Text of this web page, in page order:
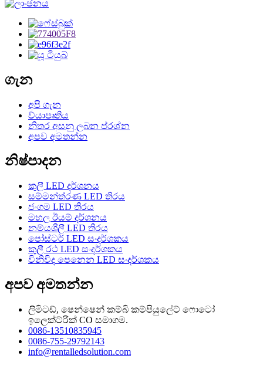
ගැන
අපි ගැන
ව්යාපෘතිය
නිතර අසනු ලබන ප්රශ්න
අපව අමතන්න
නිෂ්පාදන
කුලී LED දර්ශනය
සම්මන්ත්රණ LED තිරය
ජංගම LED තිරය
මහල ඊයම් දර්ශනය
නම්යශීලී LED තිරය
පෝස්ටර් LED සංදර්ශකය
කුලී රථ LED සංදර්ශකය
විනිවිද පෙනෙන LED සංදර්ශකය
අපව අමතන්න
ලිමිටඩ්, ෂෙන්ෂෙන් කම්බි කම්පියුලේට් ෆොටෝ
ඉලෙක්ට්රික් CO සමාගම.
0086-13510835945
0086-755-29792143
info@rentalledsolution.com